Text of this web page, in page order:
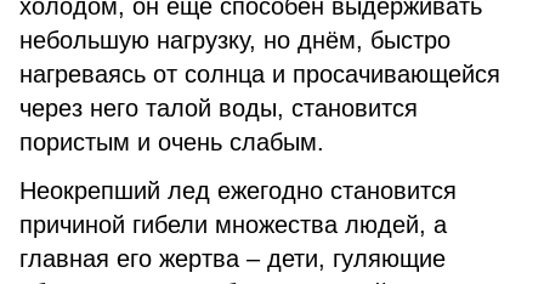
холодом, он ещё способен выдерживать
небольшую нагрузку, но днём, быстро
нагреваясь от солнца и просачивающейся
через него талой воды, становится
пористым и очень слабым.
Неокрепший лед ежегодно становится
причиной гибели множества людей, а
главная его жертва – дети, гуляющие